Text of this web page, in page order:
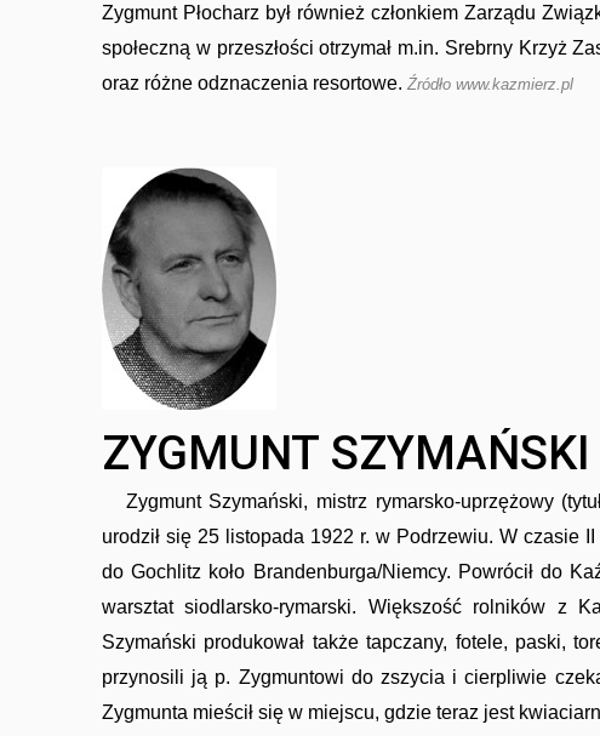
Zygmunt Płocharz był również członkiem Zarządu
społeczną w przeszłości otrzymał m.in. Srebrny Krzyż
oraz różne odznaczenia resortowe. Źródło www.kazmierz.pl
ZYGMUNT
Zygmunt Szymański, mistrz rymarsko-uprzężowy
urodził się 25 listopada 1922 r. w Podrzewiu. W czasie
do Gochlitz koło Brandenburga/Niemcy. Powrócił do
warsztat siodlarsko-rymarski. Większość rolników z
Szymański produkował także tapczany, fotele, paski,
przynosili ją p. Zygmuntowi do zszycia i cierpliwie
Zygmunta mieścił się w miejscu, gdzie teraz jest